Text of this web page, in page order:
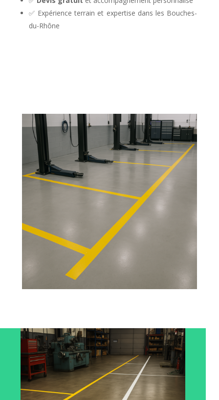
✅ Expérience terrain et expertise dans les Bouches-
du-Rhône